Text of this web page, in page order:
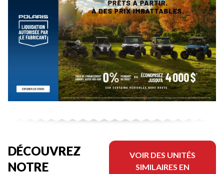
DÉCOUVREZ
NOTRE
VOIR DES UNITÉS
SIMILAIRES EN